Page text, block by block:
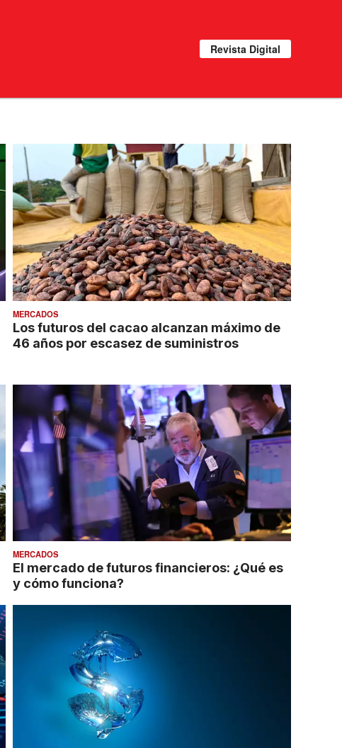
Revista Digital
MERCADOS
Los futuros del cacao alcanzan máximo de
46 años por escasez de suministros
MERCADOS
El mercado de futuros financieros: ¿Qué es
y cómo funciona?